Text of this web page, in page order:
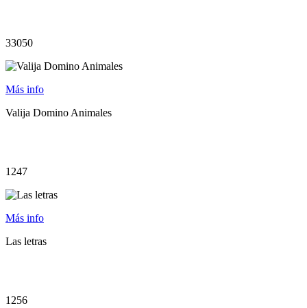
33050
Más info
Valija Domino Animales
1247
Más info
Las letras
1256